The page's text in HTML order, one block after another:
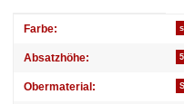
Produkteigenschaft
Wert
Farbe:
Absatzhöhe:
Obermaterial: